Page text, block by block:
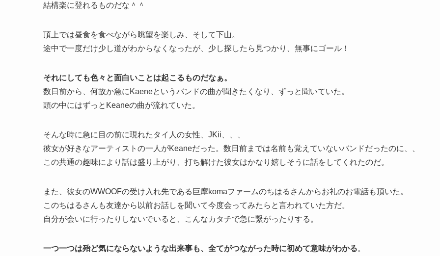
結構楽に登れるものだな＾＾
頂上では昼食を食べながら眺望を楽しみ、そして下山。
途中で一度だけ少し道がわからなくなったが、少し探したら見つかり、無事にゴール！
それにしても色々と面白いことは起こるものだなぁ。
数日前から、何故か急にKaeneというバンドの曲が聞きたくなり、ずっと聞いていた。
頭の中にはずっとKeaneの曲が流れていた。
そんな時に急に目の前に現れたタイ人の女性、JKii、、、
彼女が好きなアーティストの一人がKeaneだった。数日前までは名前も覚えていないバンドだったのに、、
この共通の趣味により話は盛り上がり、打ち解けた彼女はかなり嬉しそうに話をしてくれたのだ。
また、彼女のWWOOFの受け入れ先である巨摩komaファームのちはるさんからお礼のお電話も頂いた。
このちはるさんも友達から以前お話しを聞いて今度会ってみたらと言われていた方だ。
自分が会いに行ったりしないでいると、こんなカタチで急に繋がったりする。
一つ一つは殆ど気にならないような出来事も、全てがつながった時に初めて意味がわかる。